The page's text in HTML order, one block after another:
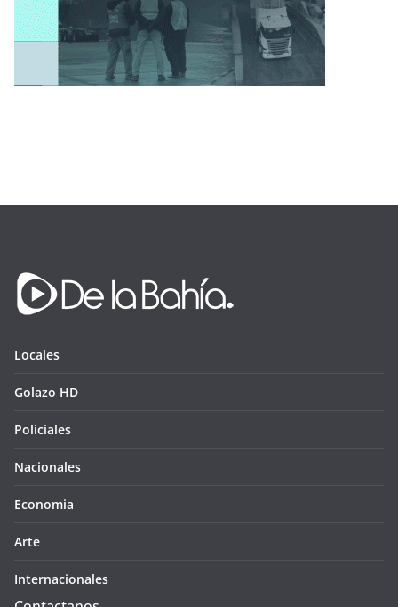
Locales
Golazo HD
Policiales
Nacionales
Economia
Arte
Internacionales